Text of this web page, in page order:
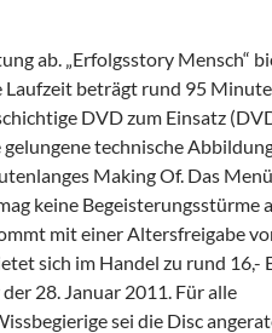
ab. „Erfolgsstory Mensch“
beträgt rund 95
DVD zum Einsatz
technische
Making Of. Das
keine Begeisterungsstürme
mit einer Altersfreigabe
sich im Handel zu rund 16,-
28. Januar 2011. Für alle
sei die Disc